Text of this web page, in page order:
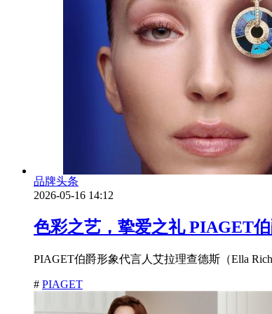
品牌头条
2026-05-16 14:12
色彩之艺，挚爱之礼 PIAGET
PIAGET伯爵形象代言人艾拉理查德斯（Ella
# PIAGET